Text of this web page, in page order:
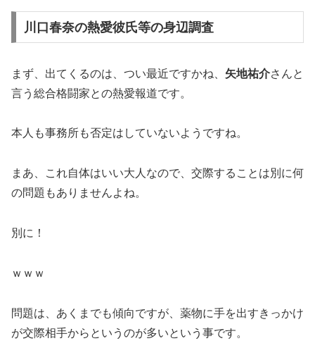
川口春奈の熱愛彼氏等の身辺調査
まず、出てくるのは、つい最近ですかね、 矢地祐介さんと
言う総合格闘家との熱愛報道です。
本人も事務所も否定はしていないようですね。
まあ、これ自体はいい大人なので、交際することは別に何
の問題もありませんよね。
別に！
ｗｗｗ
問題は、あくまでも傾向ですが、薬物に手を出すきっかけ
が交際相手からというのが多いという事です。